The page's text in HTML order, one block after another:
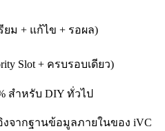
ยม + แก้ไข + รอผล)
Slot + ครบรอบเดียว)
สำหรับ DIY ทั่วไป
งจากฐานข้อมูลภายในของ iVC